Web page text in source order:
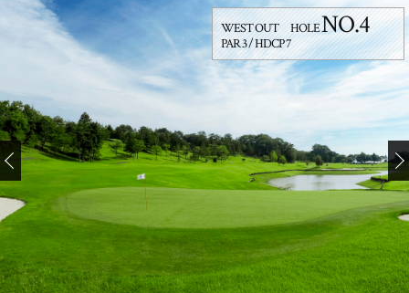
WEST OUT HOLENO.4
PAR 3 / HDCP 7